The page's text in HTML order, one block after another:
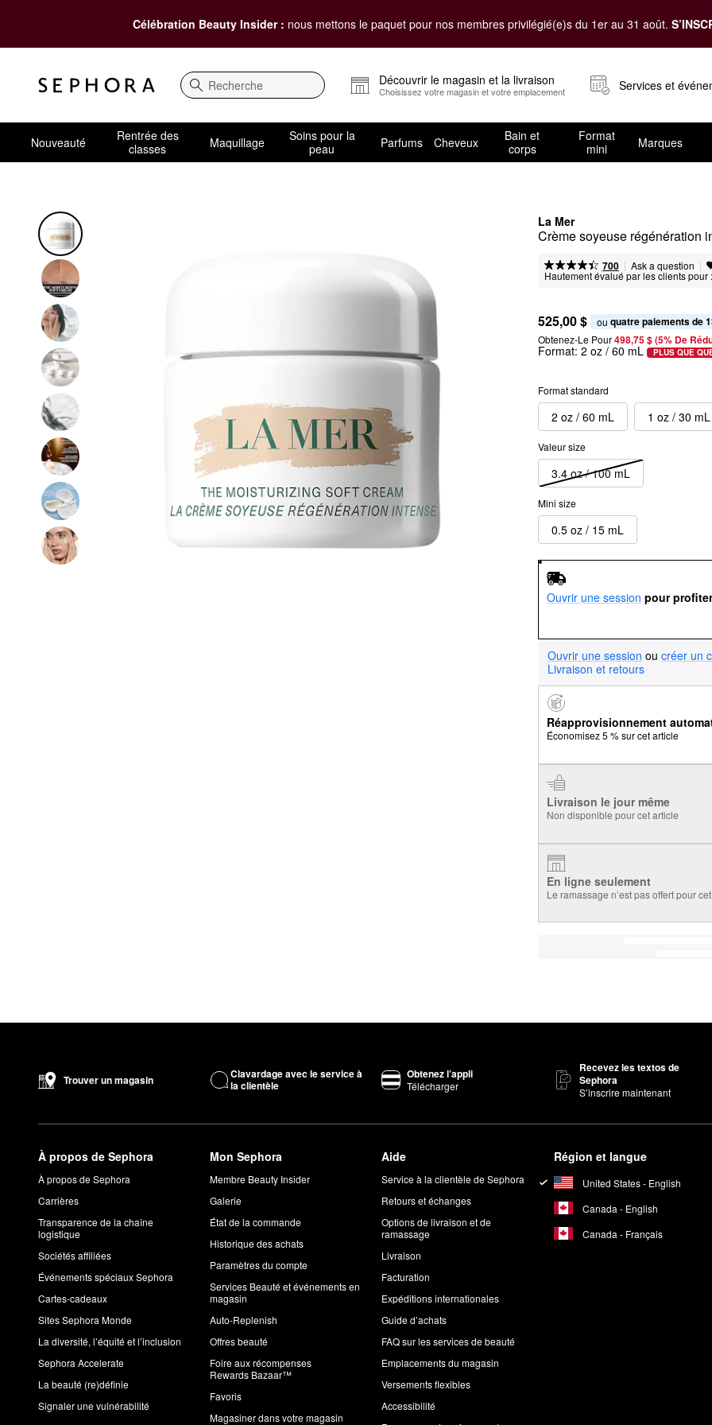
Célébration Beauty Insider : nous mettons le paquet pour nos membres privilégié(e)s du 1er au 31 août.
Recherche
Découvrir le magasin et la livraison
Choisissez votre magasin et votre emplacement Services et
Nouveauté
Rentrée des
classes
Maquillage
Soins pour la
peau
Parfums Cheveux
Bain et
corps
Format
mini
Marques
La Mer
Crème soyeuse régénération
700 | Ask a question |
Hautement évalué par les clients pour :
525,00 $ ou quatre paiements de
Obtenez-Le Pour498,75 $ (5% De
Format: 2 oz / 60 mL PLUS QUE
Format standard
2 oz / 60 mL 1 oz / 30 mL
Valeur size
3.4 oz / 100 mL
Mini size
0.5 oz / 15 mL
Ouvrir une session pour
Ouvrir une session ou créer un
Livraison et retours
Réapprovisionnement
Économisez 5 % sur cet article
Livraison le jour même
Non disponible pour cet article
En ligne seulement
Le ramassage n’est pas offert pour
Trouver un magasin
Clavardage avec le service à
la clientèle
Obtenez l’appli
Télécharger
Recevez les textos de
Sephora
S’inscrire maintenant
À propos de Sephora
À propos de Sephora
Carrières
Transparence de la chaîne
logistique
Sociétés affiliées
Événements spéciaux Sephora
Cartes-cadeaux
Sites Sephora Monde
La diversité, l’équité et l’inclusion
Sephora Accelerate
La beauté (re)définie
Signaler une vulnérabilité
Mon Sephora
Membre Beauty Insider
Galerie
État de la commande
Historique des achats
Paramètres du compte
Services Beauté et événements en
magasin
Auto-Replenish
Offres beauté
Foire aux récompenses
Rewards Bazaar™
Favoris
Magasiner dans votre magasin
Aide
Service à la clientèle de Sephora
Retours et échanges
Options de livraison et de
ramassage
Livraison
Facturation
Expéditions internationales
Guide d’achats
FAQ sur les services de beauté
Emplacements du magasin
Versements flexibles
Accessibilité
Région et langue
United States - English
Canada - English
Canada - Français